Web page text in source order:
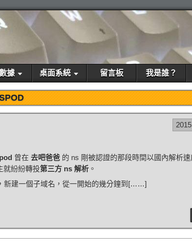
據 桌面系統 留言板 我是誰？
曾在 去吧爸爸 的 ns 剛被認證的那段時間以國內解析
就紛紛轉投第三方 ns 解析 。
新建一個子域名，從一開始的幾分鐘到[……]